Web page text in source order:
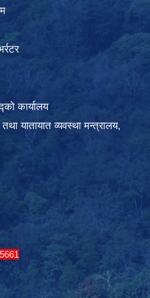
कार्यालय
यातायात व्यवस्था मन्त्रालय,